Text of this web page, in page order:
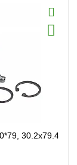
30.2x79.4